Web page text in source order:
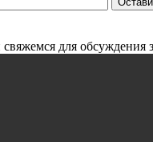
для обсуждения